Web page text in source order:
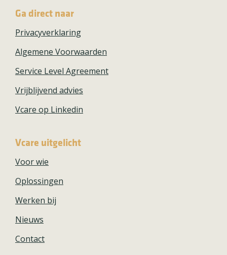
Ga direct naar
Privacyverklaring
Algemene Voorwaarden
Service Level Agreement
Vrijblijvend advies
Vcare op Linkedin
Vcare uitgelicht
Voor wie
Oplossingen
Werken bij
Nieuws
Contact